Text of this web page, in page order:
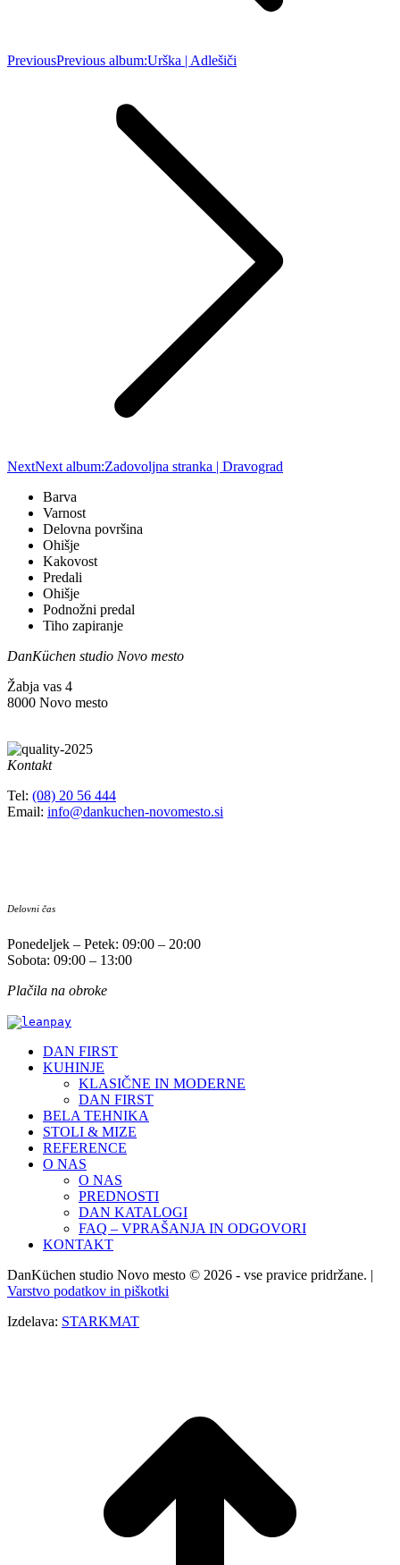
PreviousPrevious album:Urška | Adlešiči
NextNext album:Zadovoljna stranka | Dravograd
Barva
Varnost
Delovna površina
Ohišje
Kakovost
Predali
Ohišje
Podnožni predal
Tiho zapiranje
DanKüchen studio Novo mesto
Žabja vas 4
8000 Novo mesto
Kontakt
Tel: (08) 20 56 444
Email: info@dankuchen-novomesto.si
Delovni čas
Ponedeljek – Petek: 09:00 – 20:00
Sobota: 09:00 – 13:00
Plačila na obroke
DAN FIRST
KUHINJE
KLASIČNE IN MODERNE
DAN FIRST
BELA TEHNIKA
STOLI & MIZE
REFERENCE
O NAS
O NAS
PREDNOSTI
DAN KATALOGI
FAQ – VPRAŠANJA IN ODGOVORI
KONTAKT
DanKüchen studio Novo mesto © 2026 - vse pravice pridržane. |
Varstvo podatkov in piškotki
Izdelava: STARKMAT